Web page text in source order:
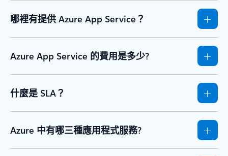
哪裡有提供 Azure App Service？
Azure App Service 的費用是多少?
什麼是 SLA？
Azure 中有哪三種應用程式服務?